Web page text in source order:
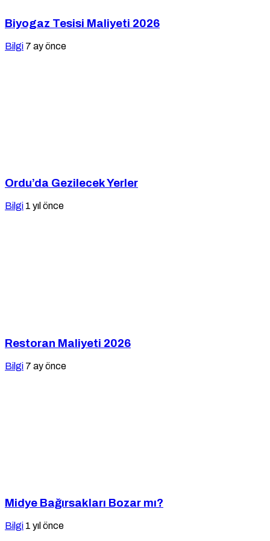
Biyogaz Tesisi Maliyeti 2026
Bilgi 7 ay önce
Ordu’da Gezilecek Yerler
Bilgi 1 yıl önce
Restoran Maliyeti 2026
Bilgi 7 ay önce
Midye Bağırsakları Bozar mı?
Bilgi 1 yıl önce